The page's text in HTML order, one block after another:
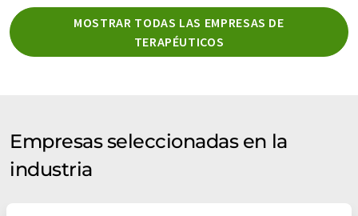
MOSTRAR TODAS LAS EMPRESAS DE
TERAPÉUTICOS
Empresas seleccionadas en la
industria